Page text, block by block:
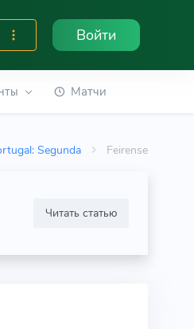
Войти
Матчи
Segunda Feirense
Читать статью